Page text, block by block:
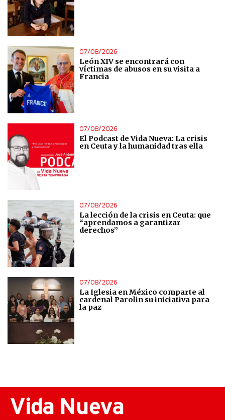
07/08/2026
León XIV se encontrará con
víctimas de abusos en su visita a
Francia
07/08/2026
El Podcast de Vida Nueva: La crisis
en Ceuta y la humanidad tras ella
07/08/2026
La lección de la crisis en Ceuta: que
“aprendamos a garantizar
derechos”
07/08/2026
La Iglesia en México comparte al
cardenal Parolin su iniciativa para
la paz